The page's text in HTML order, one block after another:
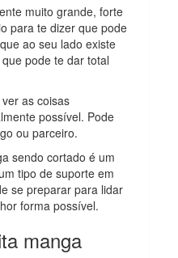
muito grande, forte
para te dizer que pode
ao seu lado existe
pode te dar total
as coisas
possível. Pode
ou parceiro.
sendo cortado é um
tipo de suporte em
se preparar para lidar
forma possível.
manga